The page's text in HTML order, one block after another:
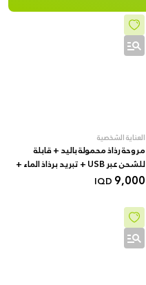
العناية الشخصية
مروحة رذاذ محمولة باليد + قابلة
للشحن عبر USB + تبريد برذاذ الماء +
أسود
9,000
IQD